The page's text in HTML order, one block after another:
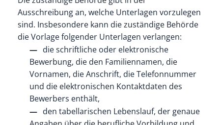
Ausschreibung an, welche Unterlagen vorzulegen
sind. Insbesondere kann die zuständige Behörde
die Vorlage folgender Unterlagen verlangen:
die schriftliche oder elektronische
Bewerbung, die den Familiennamen, die
Vornamen, die Anschrift, die Telefonnummer
und die elektronischen Kontaktdaten des
Bewerbers enthält,
den tabellarischen Lebenslauf, der genaue